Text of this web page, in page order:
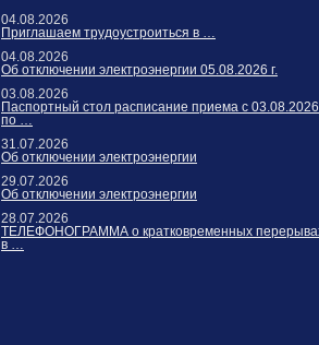
04.08.2026
Приглашаем трудоустроиться в …
04.08.2026
Об отключении электроэнергии 05.08.2026 г.
03.08.2026
Паспортный стол расписание приема с 03.08.2026
по …
31.07.2026
Об отключении электроэнергии
29.07.2026
Об отключении электроэнергии
28.07.2026
ТЕЛЕФОНОГРАММА о кратковременных
в …